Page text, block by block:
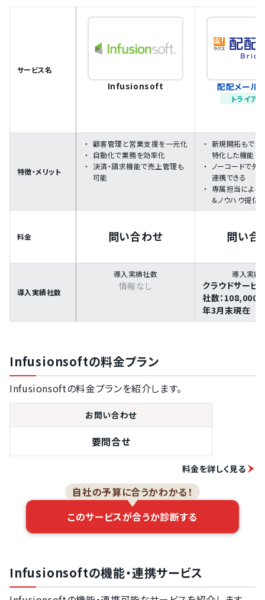
サービス名
Infusionsoft 配配メール
トライア
特徴・メリット
顧客管理と営業支援を一元化
自動化で業務を効率化
決済・請求機能で売上管理も
可能
新規開拓もでき
特化した機能
ノーコードで外
連携できる
専属担当による
＆ノウハウ提供
料金 問い合わせ 問い合
導入実績社数
導入実績社数
情報なし
導入実績
クラウドサービ
社数：
年3月末現在
Infusionsoftの料金プラン
Infusionsoftの料金プランを紹介します。
お問い合わせ
要問合せ
料金を詳しく見る
自社の予算に合うかわかる！
このサービスが合うか診断する
Infusionsoftの機能・連携サービス